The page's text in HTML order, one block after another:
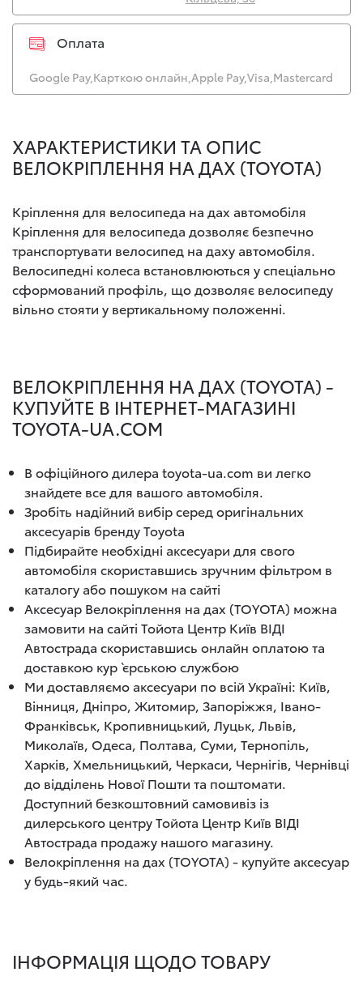
Оплата
Google Pay,Карткою онлайн,Apple Pay,Visa,Mastercard
ХАРАКТЕРИСТИКИ ТА ОПИС
ВЕЛОКРІПЛЕННЯ НА ДАХ (TOYOTA)
Кріплення для велосипеда на дах автомобіля
Кріплення для велосипеда дозволяє безпечно
транспортувати велосипед на даху автомобіля.
Велосипедні колеса встановлюються у спеціально
сформований профіль, що дозволяє велосипеду
вільно стояти у вертикальному положенні.
ВЕЛОКРІПЛЕННЯ НА ДАХ (TOYOTA) -
КУПУЙТЕ В ІНТЕРНЕТ-МАГАЗИНІ
TOYOTA-UA.COM
В офіційного дилера toyota-ua.com ви легко
знайдете все для вашого автомобіля.
Зробіть надійний вибір серед оригінальних
аксесуарів бренду Toyota
Підбирайте необхідні аксесуари для свого
автомобіля скориставшись зручним фільтром в
каталогу або пошуком на сайті
Аксесуар Велокріплення на дах (TOYOTA) можна
замовити на сайті Тойота Центр Київ ВІДІ
Автострада скориставшись онлайн оплатою та
доставкою кур`єрською службою
Ми доставляємо аксесуари по всій Україні: Київ,
Вінниця, Дніпро, Житомир, Запоріжжя, Івано-
Франківськ, Кропивницький, Луцьк, Львів,
Миколаїв, Одеса, Полтава, Суми, Тернопіль,
Харків, Хмельницький, Черкаси, Чернігів, Чернівці
до відділень Нової Пошти та поштомати.
Доступний безкоштовний самовивіз із
дилерського центру Тойота Центр Київ ВІДІ
Автострада продажу нашого магазину.
Велокріплення на дах (TOYOTA) - купуйте аксесуар
у будь-який час.
ІНФОРМАЦІЯ ЩОДО ТОВАРУ